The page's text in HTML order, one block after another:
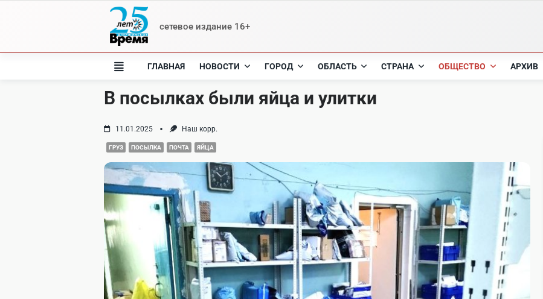
сетевое издание 16+
ГЛАВНАЯ НОВОСТИ ГОРОД ОБЛАСТЬ СТРАНА ОБЩЕСТВО АРХИВ
В посылках были яйца и улитки
11.01.2025 Наш корр.
ГРУЗ ПОСЫЛКА ПОЧТА ЯЙЦА